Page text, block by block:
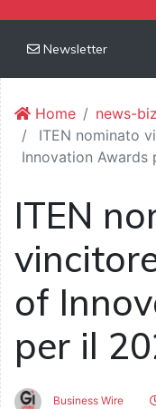
Newsletter
Home
news-biz
ITEN nominato
Innovation Awards
ITEN
of
per il
Business Wire